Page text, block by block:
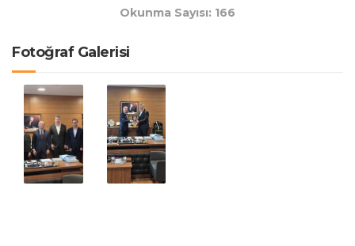
Okunma Sayısı: 166
Fotoğraf Galerisi